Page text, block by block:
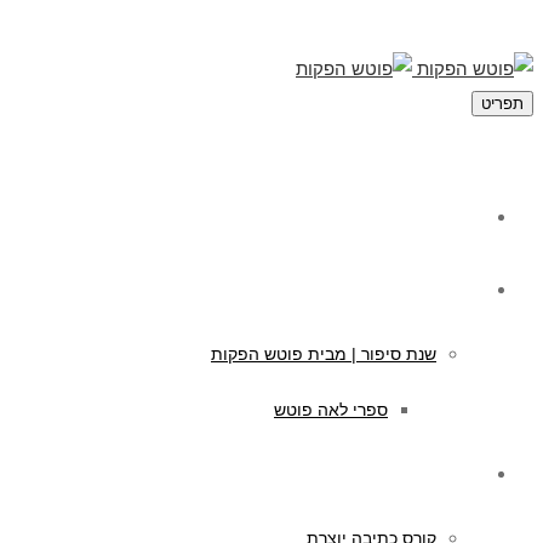
תפריט
שנת סיפור | מבית פוטש הפקות
ספרי לאה פוטש
קורס כתיבה יוצרת